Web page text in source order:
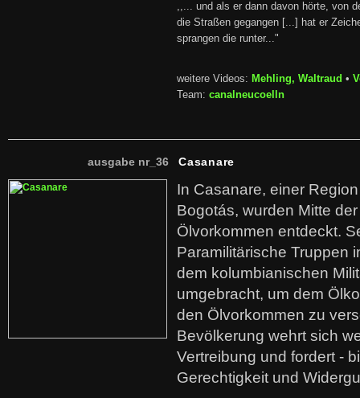
,,... und als er dann davon hörte, von
die Straßen gegangen [...] hat er
sprangen die runter..."
weitere Videos: Mehling, Waltraud •
Team: canalneucoelln
ausgabe nr_36 Casanare
In Casanare, einer
Bogotás, wurden Mitte
Ölvorkommen entdeckt.
Paramilitärische Truppen
dem kolumbianischen
umgebracht, um dem
den Ölvorkommen zu
Bevölkerung wehrt sich
Vertreibung und fordert -
Gerechtigkeit und